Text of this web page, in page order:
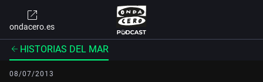
ondacero.es
HISTORIAS DEL MAR
08/07/2013